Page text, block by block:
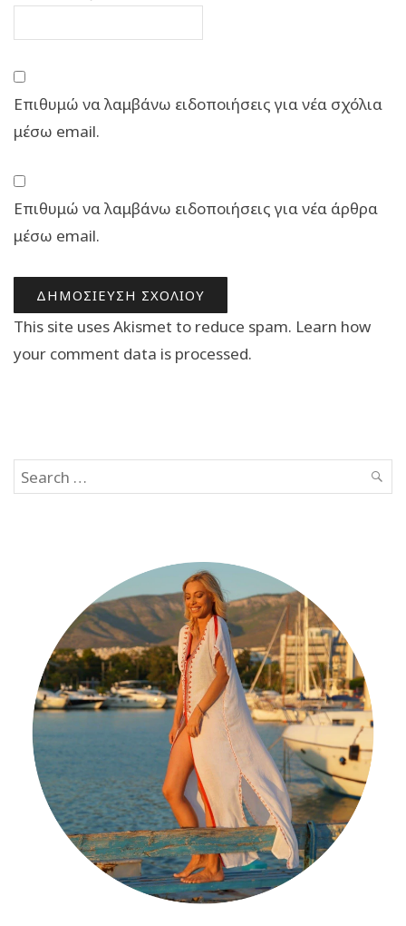
Επιθυμώ να λαμβάνω ειδοποιήσεις για νέα σχόλια
μέσω email.
Επιθυμώ να λαμβάνω ειδοποιήσεις για νέα άρθρα
μέσω email.
This site uses Akismet to reduce spam. Learn how
your comment data is processed.
Search
for: